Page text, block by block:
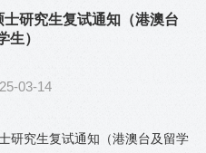
研究生复试通知（港澳台
生）
03-14
研究生复试通知（港澳台及留学